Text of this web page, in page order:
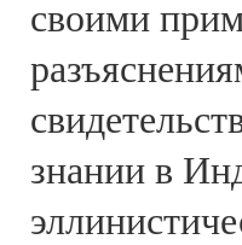
своими
знании в